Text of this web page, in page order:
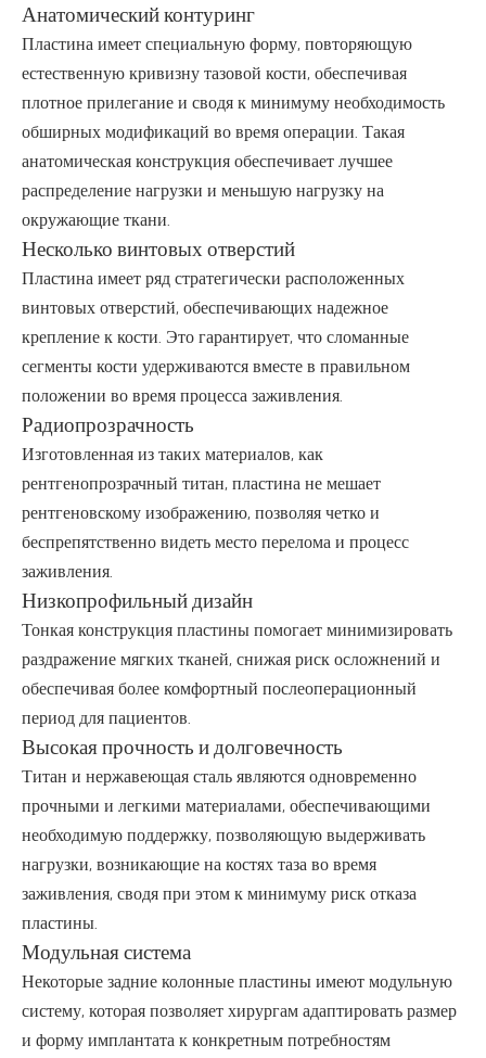
Анатомический контуринг
Пластина имеет специальную форму, повторяющую
естественную кривизну тазовой кости, обеспечивая
плотное прилегание и сводя к минимуму необходимость
обширных модификаций во время операции. Такая
анатомическая конструкция обеспечивает лучшее
распределение нагрузки и меньшую нагрузку на
окружающие ткани.
Несколько винтовых отверстий
Пластина имеет ряд стратегически расположенных
винтовых отверстий, обеспечивающих надежное
крепление к кости. Это гарантирует, что сломанные
сегменты кости удерживаются вместе в правильном
положении во время процесса заживления.
Радиопрозрачность
Изготовленная из таких материалов, как
рентгенопрозрачный титан, пластина не мешает
рентгеновскому изображению, позволяя четко и
беспрепятственно видеть место перелома и процесс
заживления.
Низкопрофильный дизайн
Тонкая конструкция пластины помогает минимизировать
раздражение мягких тканей, снижая риск осложнений и
обеспечивая более комфортный послеоперационный
период для пациентов.
Высокая прочность и долговечность
Титан и нержавеющая сталь являются одновременно
прочными и легкими материалами, обеспечивающими
необходимую поддержку, позволяющую выдерживать
нагрузки, возникающие на костях таза во время
заживления, сводя при этом к минимуму риск отказа
пластины.
Модульная система
Некоторые задние колонные пластины имеют модульную
систему, которая позволяет хирургам адаптировать размер
и форму имплантата к конкретным потребностям